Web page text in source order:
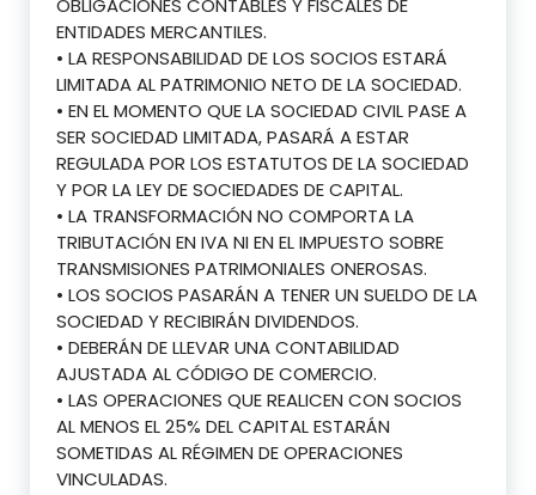
OBLIGACIONES CONTABLES Y FISCALES DE
ENTIDADES MERCANTILES.
• LA RESPONSABILIDAD DE LOS SOCIOS ESTARÁ
LIMITADA AL PATRIMONIO NETO DE LA SOCIEDAD.
• EN EL MOMENTO QUE LA SOCIEDAD CIVIL PASE A
SER SOCIEDAD LIMITADA, PASARÁ A ESTAR
REGULADA POR LOS ESTATUTOS DE LA SOCIEDAD
Y POR LA LEY DE SOCIEDADES DE CAPITAL.
• LA TRANSFORMACIÓN NO COMPORTA LA
TRIBUTACIÓN EN IVA NI EN EL IMPUESTO SOBRE
TRANSMISIONES PATRIMONIALES ONEROSAS.
• LOS SOCIOS PASARÁN A TENER UN SUELDO DE LA
SOCIEDAD Y RECIBIRÁN DIVIDENDOS.
• DEBERÁN DE LLEVAR UNA CONTABILIDAD
AJUSTADA AL CÓDIGO DE COMERCIO.
• LAS OPERACIONES QUE REALICEN CON SOCIOS
AL MENOS EL 25% DEL CAPITAL ESTARÁN
SOMETIDAS AL RÉGIMEN DE OPERACIONES
VINCULADAS.